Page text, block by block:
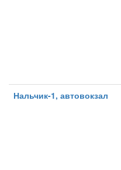
Нальчик-1, автовокзал